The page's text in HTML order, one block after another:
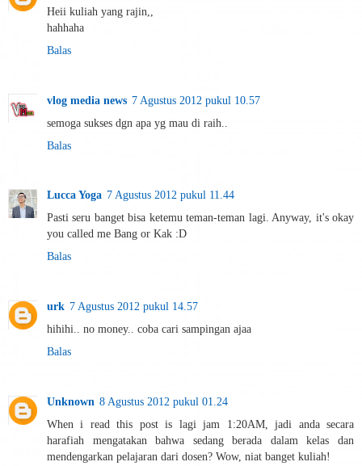
Heii kuliah yang rajin,,
hahhaha
Balas
vlog media news 7 Agustus 2012 pukul 10.57
semoga sukses dgn apa yg mau di raih..
Balas
Lucca Yoga 7 Agustus 2012 pukul 11.44
Pasti seru banget bisa ketemu teman-teman lagi. Anyway, it's okay
you called me Bang or Kak :D
Balas
urk 7 Agustus 2012 pukul 14.57
hihihi.. no money.. coba cari sampingan ajaa
Balas
Unknown 8 Agustus 2012 pukul 01.24
When i read this post is lagi jam 1:20AM, jadi anda secara
harafiah mengatakan bahwa sedang berada dalam kelas dan
mendengarkan pelajaran dari dosen? Wow, niat banget kuliah!